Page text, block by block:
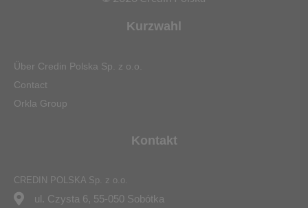
Kurzwahl
Über Credin Polska Sp. z o.o.
Contact
Orkla Group
Kontakt
CREDIN POLSKA Sp. z o.o.
ul. Czysta 6, 55-050 Sobótka